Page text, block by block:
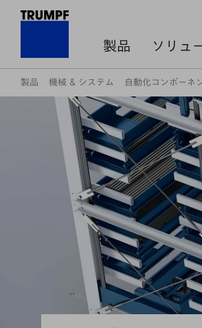
製品 ソリュ
製品 機械 & システム 自動化コンポーネ